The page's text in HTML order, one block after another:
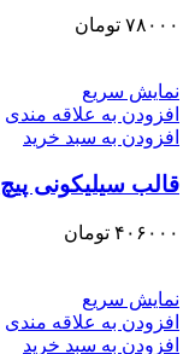
۷۸۰۰۰ تومان
نمایش سریع
افزودن به علاقه مندی
افزودن به سبد خرید
قالب سیلیکونی پیچ ۶ خانه
۴۰۶۰۰۰ تومان
نمایش سریع
افزودن به علاقه مندی
افزودن به سبد خرید